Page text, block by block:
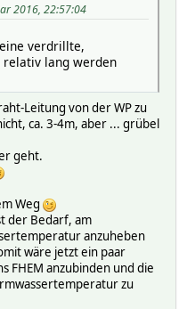
2016, 22:57:04
verdrillte,
relativ lang werden
Leitung von der WP zu
ca. 3-4m, aber ... grübel
geht.
Weg
der Bedarf, am
anzuheben
wäre jetzt ein paar
FHEM anzubinden und die
zu